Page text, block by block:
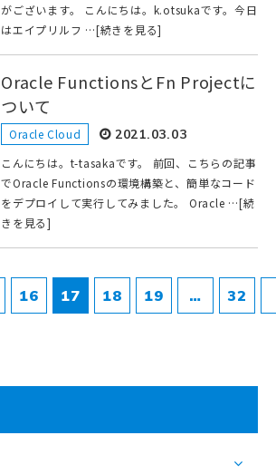
がございます。 こんにちは。k.otsukaです。今日
はエイプリルフ …[続きを見る]
Oracle FunctionsとFn Projectに
ついて
Oracle Cloud 2021.03.03
こんにちは。t-tasakaです。 前回、こちらの記事
でOracle Functionsの環境構築と、簡単なコード
をデプロイして実行してみました。 Oracle …[続
きを見る]
16 17 18 19 … 32